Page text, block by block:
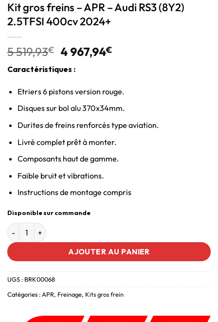
Kit gros freins – APR – Audi RS3 (8Y2)
2.5TFSI 400cv 2024+
5 519,93€ 4 967,94€
Caractéristiques :
Etriers 6 pistons version rouge.
Disques sur bol alu 370x34mm.
Durites de freins renforcés type aviation.
Livré complet prêt à monter.
Composants haut de gamme.
Faible bruit et vibrations.
Instructions de montage compris
Disponible sur commande
AJOUTER AU PANIER
UGS : BRK00068
Catégories : APR, Freinage, Kits gros frein